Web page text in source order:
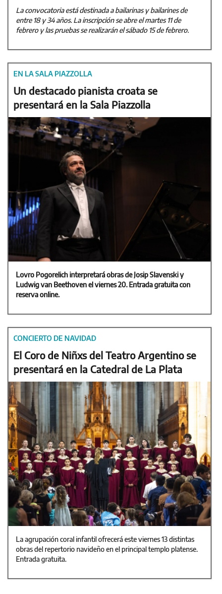
La convocatoria está destinada a bailarinas y bailarines de
entre 18 y 34 años. La inscripción se abre el martes 11 de
febrero y las pruebas se realizarán el sábado 15 de febrero.
EN LA SALA PIAZZOLLA
Un destacado pianista croata se
presentará en la Sala Piazzolla
Lovro Pogorelich interpretará obras de Josip Slavenski y
Ludwig van Beethoven el viernes 20. Entrada gratuita con
reserva online.
CONCIERTO DE NAVIDAD
El Coro de Niñxs del Teatro Argentino se
presentará en la Catedral de La Plata
La agrupación coral infantil ofrecerá este viernes 13 distintas
obras del repertorio navideño en el principal templo platense.
Entrada gratuita.